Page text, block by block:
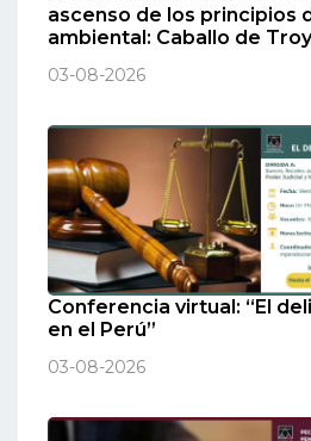
ascenso de los principios
ambiental: Caballo de
03-08-2026
Conferencia virtual: “El
en el Perú”
03-08-2026